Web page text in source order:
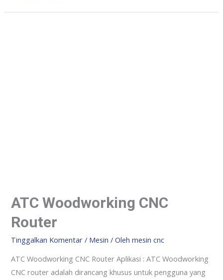
ATC Woodworking CNC
Router
Tinggalkan Komentar / Mesin / Olehmesin cnc
ATC Woodworking CNC Router Aplikasi : ATC Woodworking
CNC router adalah dirancang khusus untuk pengguna yang